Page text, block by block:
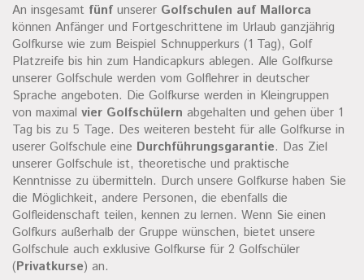
An insgesamt fünf unserer Golfschulen auf Mallorca
können Anfänger und Fortgeschrittene im Urlaub ganzjährig
Golfkurse wie zum Beispiel Schnupperkurs (1 Tag), Golf
Platzreife bis hin zum Handicapkurs ablegen. Alle Golfkurse
unserer Golfschule werden vom Golflehrer in deutscher
Sprache angeboten. Die Golfkurse werden in Kleingruppen
von maximal vier Golfschülern abgehalten und gehen über 1
Tag bis zu 5 Tage. Des weiteren besteht für alle Golfkurse in
userer Golfschule eine Durchführungsgarantie. Das Ziel
unserer Golfschule ist, theoretische und praktische
Kenntnisse zu übermitteln. Durch unsere Golfkurse haben Sie
die Möglichkeit, andere Personen, die ebenfalls die
Golfleidenschaft teilen, kennen zu lernen. Wenn Sie einen
Golfkurs außerhalb der Gruppe wünschen, bietet unsere
Golfschule auch exklusive Golfkurse für 2 Golfschüler
(Privatkurse) an.